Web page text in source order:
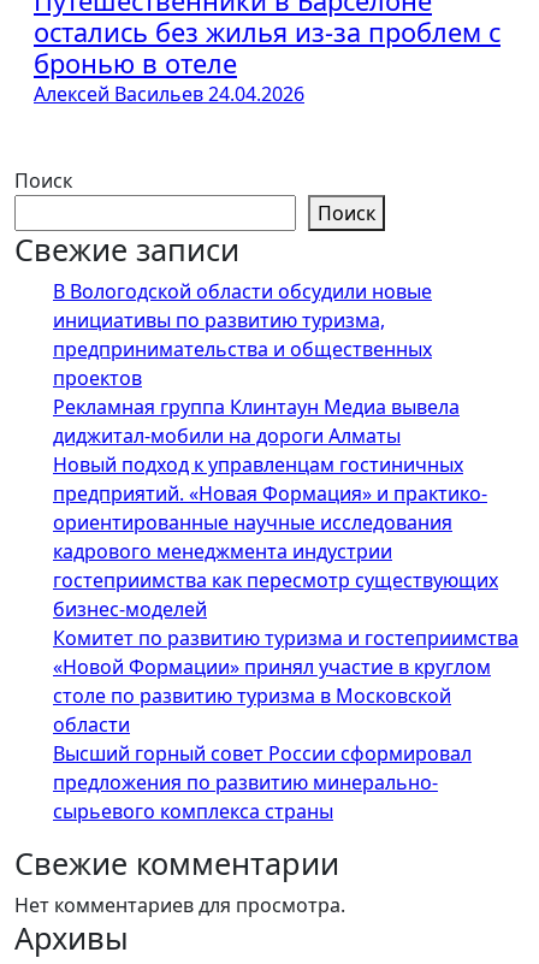
остались без жилья из-за проблем с
бронью в отеле
Алексей Васильев24.04.2026
Поиск
Поиск
Свежие записи
В Вологодской области обсудили новые
инициативы по развитию туризма,
предпринимательства и общественных
проектов
Рекламная группа Клинтаун Медиа вывела
диджитал-мобили на дороги Алматы
Новый подход к управленцам гостиничных
предприятий. «Новая Формация» и практико-
ориентированные научные исследования
кадрового менеджмента индустрии
гостеприимства как пересмотр существующих
бизнес-моделей
Комитет по развитию туризма и гостеприимства
«Новой Формации» принял участие в круглом
столе по развитию туризма в Московской
области
Высший горный совет России сформировал
предложения по развитию минерально-
сырьевого комплекса страны
Свежие комментарии
Нет комментариев для просмотра.
Архивы